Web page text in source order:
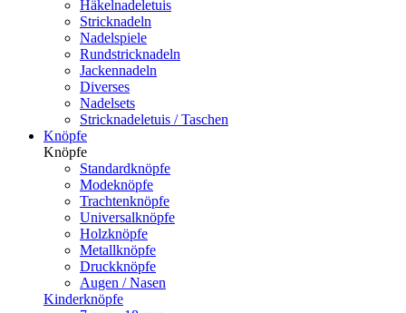
Häkelnadeletuis
Stricknadeln
Nadelspiele
Rundstricknadeln
Jackennadeln
Diverses
Nadelsets
Stricknadeletuis / Taschen
Knöpfe
Knöpfe
Standardknöpfe
Modeknöpfe
Trachtenknöpfe
Universalknöpfe
Holzknöpfe
Metallknöpfe
Druckknöpfe
Augen / Nasen
Kinderknöpfe